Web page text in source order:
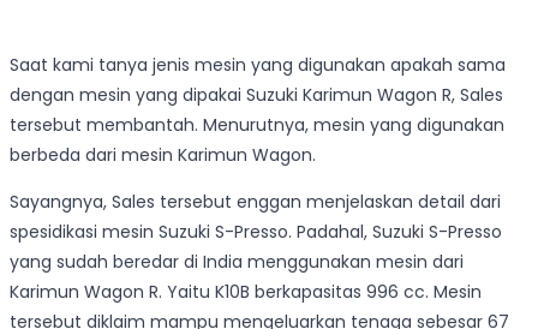
Saat kami tanya jenis mesin yang digunakan apakah sama
dengan mesin yang dipakai Suzuki Karimun Wagon R, Sales
tersebut membantah. Menurutnya, mesin yang digunakan
berbeda dari mesin Karimun Wagon.
Sayangnya, Sales tersebut enggan menjelaskan detail dari
spesidikasi mesin Suzuki S-Presso. Padahal, Suzuki S-Presso
yang sudah beredar di India menggunakan mesin dari
Karimun Wagon R. Yaitu K10B berkapasitas 996 cc. Mesin
tersebut diklaim mampu mengeluarkan tenaga sebesar 67